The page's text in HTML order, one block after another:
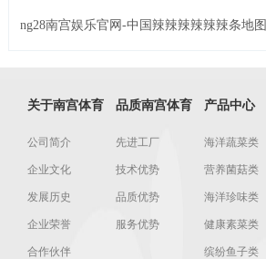
ng28南宫娱乐官网-中国辣辣辣辣辣辣条地图
关于南宫体育
公司简介
企业文化
发展历史
企业荣誉
合作伙伴
品质南宫体育
先进工厂
技术优势
品质优势
服务优势
产品中心
海洋蔬菜类
营养菌菇类
海洋珍味类
健康素菜类
缤纷鱼子类